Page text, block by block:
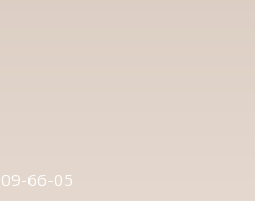
66-05